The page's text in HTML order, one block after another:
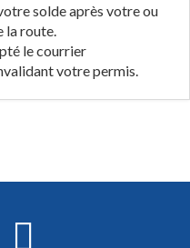
solde après votre ou
la route.
le courrier
votre permis.